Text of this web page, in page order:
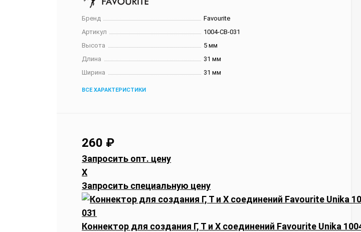
Бренд
Favourite
Артикул
1004-CB-031
Высота
5 мм
Длина
31 мм
Ширина
31 мм
ВСЕ ХАРАКТЕРИСТИКИ
260 ₽
Запросить опт. цену
X
Запросить специальную цену
Коннектор для создания Г, Т и Х соединений Favourite Unika